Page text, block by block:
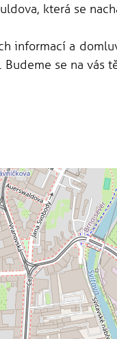
která se
informací a
se na vás